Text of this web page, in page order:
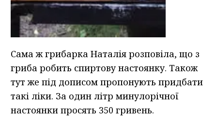
Сама ж грибарка Наталія розповіла, що з
гриба робить спиртову настоянку. Також
тут же під дописом пропонують придбати
такі ліки. За один літр минулорічної
настоянки просять 350 гривень.